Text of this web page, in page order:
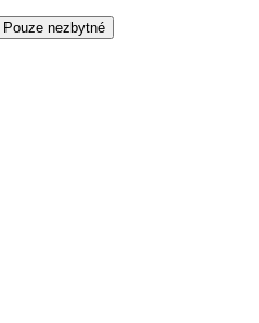
Pouze nezbytné